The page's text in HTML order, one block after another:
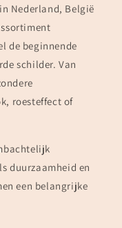
Nederland, België
de beginnende
schilder. Van
roesteffect of
duurzaamheid en
een belangrijke